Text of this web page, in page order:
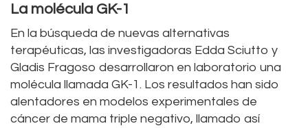
La molécula GK-1
En la búsqueda de nuevas alternativas
terapéuticas, las investigadoras Edda Sciutto y
Gladis Fragoso desarrollaron en laboratorio una
molécula llamada GK-1. Los resultados han sido
alentadores en modelos experimentales de
cáncer de mama triple negativo, llamado así